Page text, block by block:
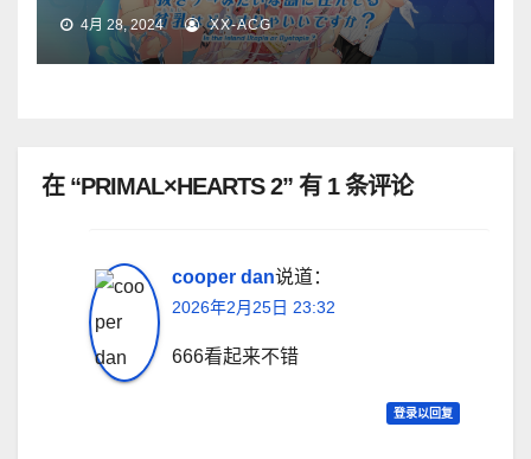
4月 28, 2024 XX-ACG
在 “PRIMAL×HEARTS 2” 有 1 条评论
cooper dan说道：
2026年2月25日 23:32
666看起来不错
登录以回复